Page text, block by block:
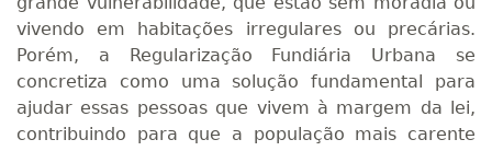
vivendo em habitações irregulares ou precárias.
Porém, a Regularização Fundiária Urbana se
concretiza como uma solução fundamental para
ajudar essas pessoas que vivem à margem da lei,
contribuindo para que a população mais carente